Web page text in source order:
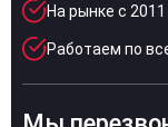
На рынке с 2011
Работаем по